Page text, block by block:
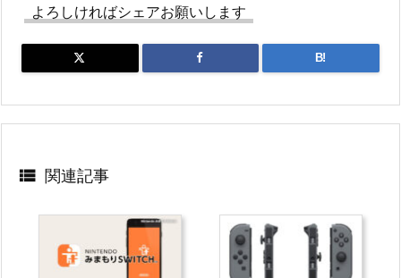
よろしければシェアお願いします
B!
 関連記事